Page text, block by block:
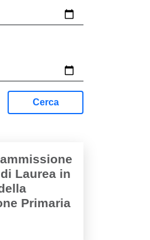
Cerca
Laurea in
Primaria